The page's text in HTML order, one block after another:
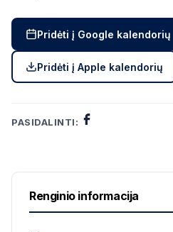
Pridėti į Google kalendorių
Pridėti į Apple kalendorių
PASIDALINTI:
Renginio informacija